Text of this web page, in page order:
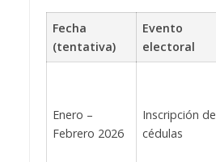
Fecha
(tentativa)
Evento
electoral
Enero –
Febrero 2026
Inscripción de
cédulas